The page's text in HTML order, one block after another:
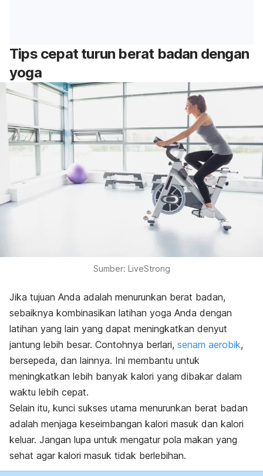
Tips cepat turun berat badan dengan
yoga
Sumber: LiveStrong
Jika tujuan Anda adalah menurunkan berat badan,
sebaiknya kombinasikan latihan yoga Anda dengan
latihan yang lain yang dapat meningkatkan denyut
jantung lebih besar. Contohnya berlari, senam aerobik,
bersepeda, dan lainnya. Ini membantu untuk
meningkatkan lebih banyak kalori yang dibakar dalam
waktu lebih cepat.
Selain itu, kunci sukses utama menurunkan berat badan
adalah menjaga keseimbangan kalori masuk dan kalori
keluar. Jangan lupa untuk mengatur pola makan yang
sehat agar kalori masuk tidak berlebihan.